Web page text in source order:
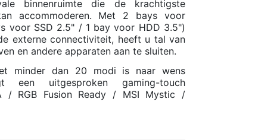
binnenruimte die de krachtigste
accommoderen. Met 2 bays voor
voor SSD 2.5" / 1 bay voor HDD 3.5")
externe connectiviteit, heeft u tal van
en andere apparaten aan te sluiten.
minder dan 20 modi is naar wens
een uitgesproken gaming-touch
/ RGB Fusion Ready / MSI Mystic /